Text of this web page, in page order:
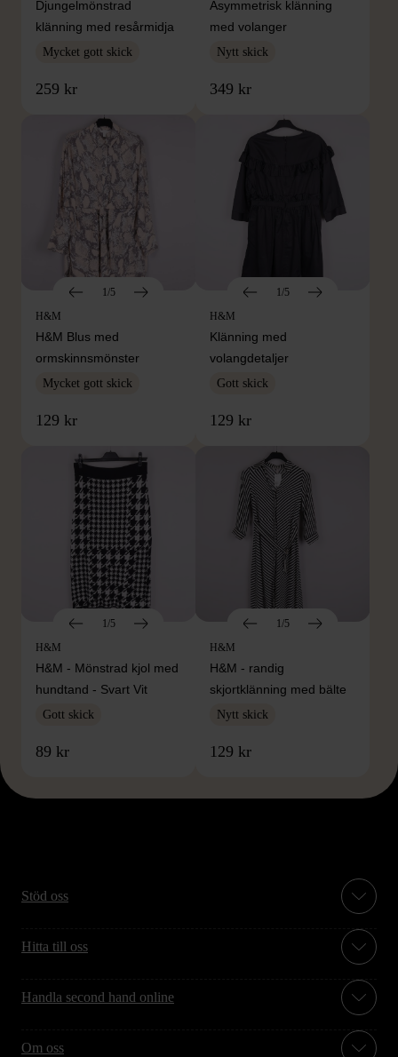
Djungelmönstrad
klänning med resårmidja
Mycket gott skick
259 kr
Asymmetrisk klänning
med volanger
Nytt skick
349 kr
1/5
H&M
H&M Blus med
ormskinnsmönster
Mycket gott skick
129 kr
1/5
H&M
Klänning med
volangdetaljer
Gott skick
129 kr
1/5
H&M
H&M - Mönstrad kjol med
hundtand - Svart Vit
Gott skick
89 kr
1/5
H&M
H&M - randig
skjortklänning med bälte
Nytt skick
129 kr
Stöd oss
Hitta till oss
Handla second hand online
Om oss